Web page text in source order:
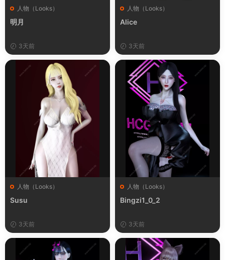
人物（Looks）
明月
3天前
人物（Looks）
Alice
3天前
人物（Looks）
Susu
3天前
人物（Looks）
Bingzi1_0_2
3天前